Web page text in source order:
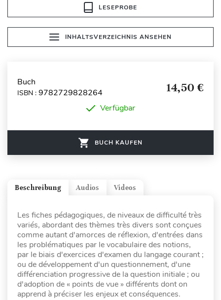
LESEPROBE
INHALTSVERZEICHNIS ANSEHEN
Buch
ISBN : 9782729828264 14,50 €
Verfügbar
BUCH KAUFEN
Videos
Audios
Beschreibung
Les fiches pédagogiques, de niveaux de difficulté très
variés, abordant des thèmes très divers sont conçues
comme autant d'amorces de réflexion, d'entrées dans
les problématiques par le vocabulaire des notions,
par le biais d'exercices d'examen du langage courant ;
ou de développement d'un questionnement, d'une
différenciation progressive de la question initiale ; ou
d'adoption de « points de vue » différents dont on
apprend à préciser les enjeux et conséquences.